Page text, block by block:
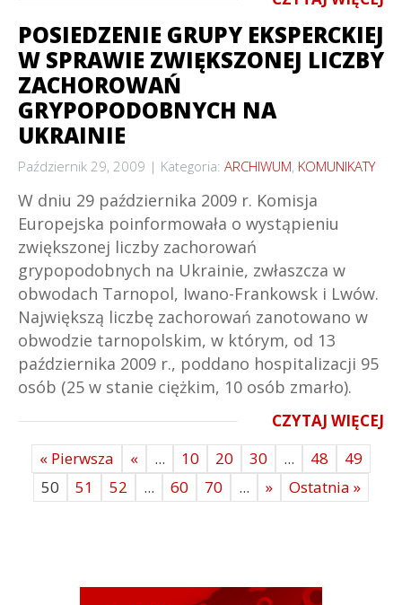
POSIEDZENIE GRUPY EKSPERCKIEJ
W SPRAWIE ZWIĘKSZONEJ LICZBY
ZACHOROWAŃ
GRYPOPODOBNYCH NA
UKRAINIE
Październik 29, 2009 Kategoria: ARCHIWUM, KOMUNIKATY
W dniu 29 października 2009 r. Komisja
Europejska poinformowała o wystąpieniu
zwiększonej liczby zachorowań
grypopodobnych na Ukrainie, zwłaszcza w
obwodach Tarnopol, Iwano-Frankowsk i Lwów.
Największą liczbę zachorowań zanotowano w
obwodzie tarnopolskim, w którym, od 13
października 2009 r., poddano hospitalizacji 95
osób (25 w stanie ciężkim, 10 osób zmarło).
CZYTAJ WIĘCEJ
« Pierwsza
« ... 10 20 30 ... 48
49
50
51 52 ... 60 70 ... » Ostatnia »